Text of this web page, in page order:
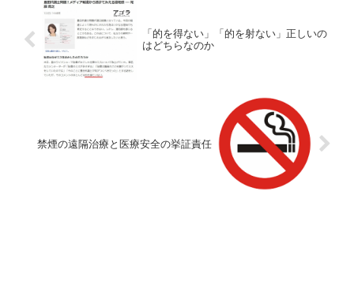
「的を得ない」「的を射ない」正しいの
はどちらなのか
禁煙の遠隔治療と医療安全の挙証責任